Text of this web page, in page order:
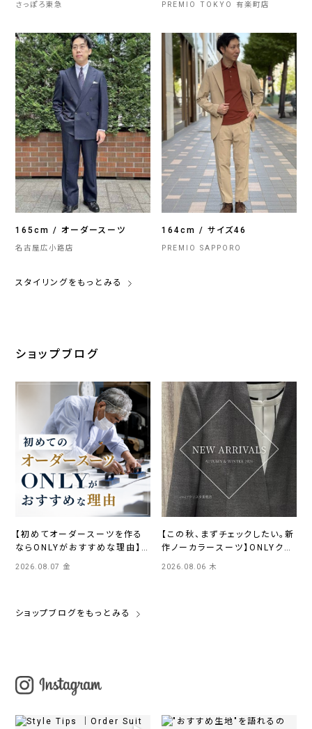
さっぽろ東急 PREMIO TOKYO 有楽町店
165cm / オーダースーツ
名古屋広小路店
164cm / サイズ46
PREMIO SAPPORO
スタイリングをもっとみる
ショップブログ
【初めてオーダースーツを作る
ならONLYがおすすめな理由】
ONLYイオンモール浜松市野店
2026.08.07 金
【この秋、まずチェックしたい。新
作ノーカラースーツ】ONLYクリ
2026.08.06 木
ショップブログをもっとみる